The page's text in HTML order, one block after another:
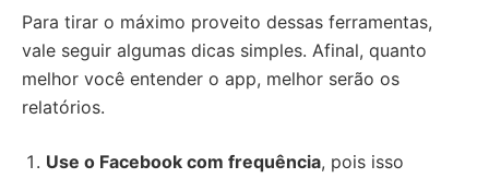
Para tirar o máximo proveito dessas ferramentas,
vale seguir algumas dicas simples. Afinal, quanto
melhor você entender o app, melhor serão os
relatórios.
Use o Facebook com frequência, pois isso